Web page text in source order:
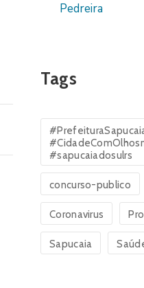
Pedreira
Tags
#sapucaiadosulrs
concurso-publico
Coronavirus
Sapucaia